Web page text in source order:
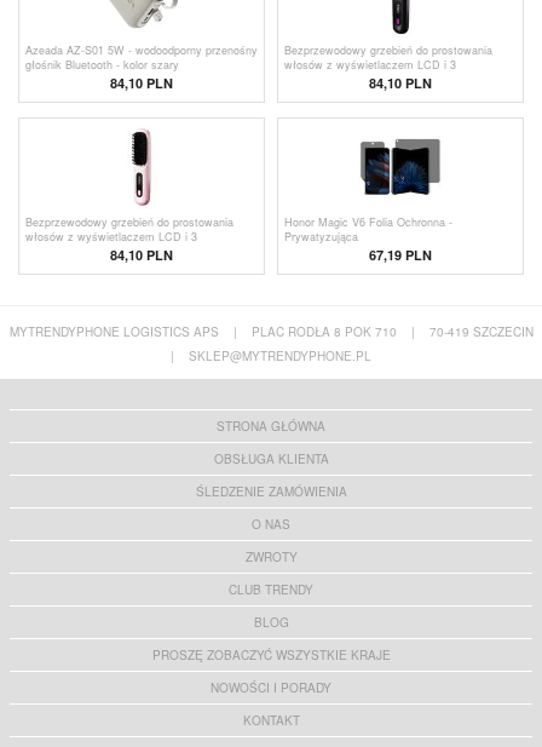
Azeada AZ-S01 5W - wodoodporny przenośny
głośnik Bluetooth - kolor szary
84,10 PLN
Bezprzewodowy grzebień do prostowania
włosów z wyświetlaczem LCD i 3
ustawieniami temperatury
84,10 PLN
Bezprzewodowy grzebień do prostowania
włosów z wyświetlaczem LCD i 3
ustawieniami temperatury - różowy
84,10 PLN
Honor Magic V6 Folia Ochronna -
Prywatyzująca
67,19 PLN
MYTRENDYPHONE LOGISTICS APS | PLAC RODŁA 8 POK 710 |
70-419 SZCZECIN
|
SKLEP@MYTRENDYPHONE.PL
STRONA GŁÓWNA
OBSŁUGA KLIENTA
ŚLEDZENIE ZAMÓWIENIA
O NAS
ZWROTY
CLUB TRENDY
BLOG
PROSZĘ ZOBACZYĆ WSZYSTKIE KRAJE
NOWOŚCI I PORADY
KONTAKT